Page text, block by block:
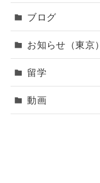
ブログ
お知らせ（東京）
留学
動画